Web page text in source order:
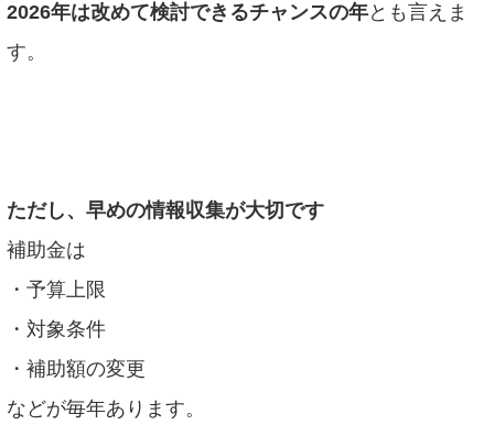
2026年は改めて検討できるチャンスの年とも言えま
す。
ただし、早めの情報収集が大切です
補助金は
・予算上限
・対象条件
・補助額の変更
などが毎年あります。